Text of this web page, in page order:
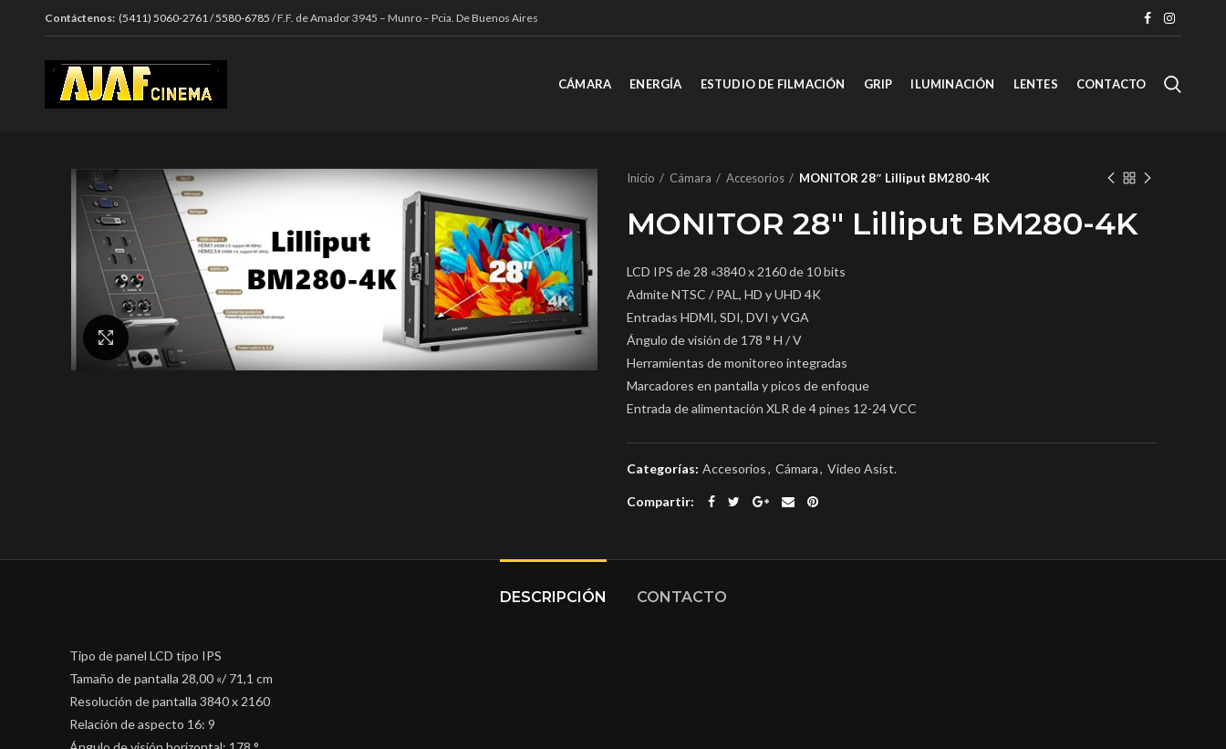
Contáctenos: (5411) 5060-2761 /5580-6785 / F.F. de Amador 3945 – Munro – Pcia. De Buenos Aires
CÁMARA ENERGÍA ESTUDIO DE FILMACIÓN GRIP ILUMINACIÓN LENTES CONTACTO
Click to enlarge
Inicio Cámara Accesorios MONITOR 28″ Lilliput BM280-4K
MONITOR 28″ Lilliput BM280-4K
LCD IPS de 28 «3840 x 2160 de 10 bits
Admite NTSC / PAL, HD y UHD 4K
Entradas HDMI, SDI, DVI y VGA
Ángulo de visión de 178 ° H / V
Herramientas de monitoreo integradas
Marcadores en pantalla y picos de enfoque
Entrada de alimentación XLR de 4 pines 12-24 VCC
Categorías: Accesorios, Cámara, Video Asist.
Compartir
DESCRIPCIÓN CONTACTO
Tipo de panel LCD tipo IPS
Tamaño de pantalla 28,00 «/ 71,1 cm
Resolución de pantalla 3840 x 2160
Relación de aspecto 16: 9